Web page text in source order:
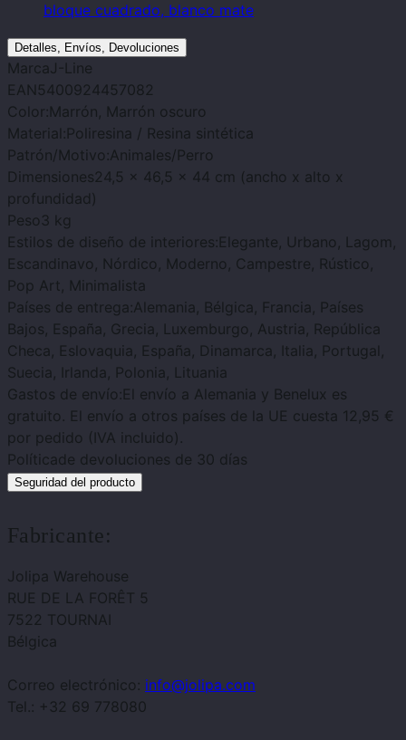
bloque cuadrado, blanco mate
Detalles, Envíos, Devoluciones
MarcaJ-Line
EAN 5400924457082
Color:Marrón, Marrón oscuro
Material:Poliresina / Resina sintética
Patrón/Motivo:Animales/Perro
Dimensiones24,5 x 46,5 x 44 cm (ancho x alto x
profundidad)
Peso 3 kg
Estilos de diseño de interiores:Elegante, Urbano, Lagom,
Escandinavo, Nórdico, Moderno, Campestre, Rústico,
Pop Art, Minimalista
Países de entrega:Alemania, Bélgica, Francia, Países
Bajos, España, Grecia, Luxemburgo, Austria, República
Checa, Eslovaquia, España, Dinamarca, Italia, Portugal,
Suecia, Irlanda, Polonia, Lituania
Gastos de envío:El envío a Alemania y Benelux es
gratuito. El envío a otros países de la UE cuesta 12,95 €
por pedido (IVA incluido).
Políticade devoluciones de 30 días
Seguridad del producto
Fabricante:
Jolipa Warehouse
RUE DE LA FORÊT 5
7522 TOURNAI
Bélgica
Correo electrónico: info@jolipa.com
Tel.: +32 69 778080